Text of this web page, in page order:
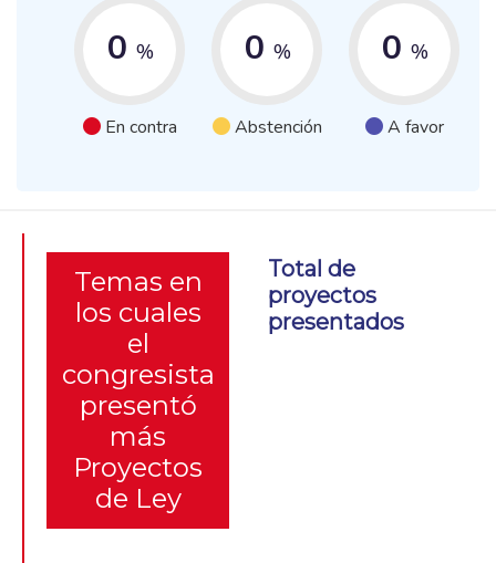
0 %
En contra
0 %
Abstención
0 %
A favor
Temas en
los cuales
el
congresista
presentó
más
Proyectos
de Ley
Total de
proyectos
presentados